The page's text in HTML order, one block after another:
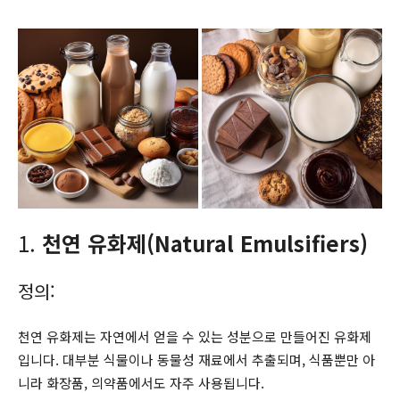
1. 천연 유화제(Natural Emulsifiers)
정의:
천연 유화제는 자연에서 얻을 수 있는 성분으로 만들어진 유화제
입니다. 대부분 식물이나 동물성 재료에서 추출되며, 식품뿐만 아
니라 화장품, 의약품에서도 자주 사용됩니다.